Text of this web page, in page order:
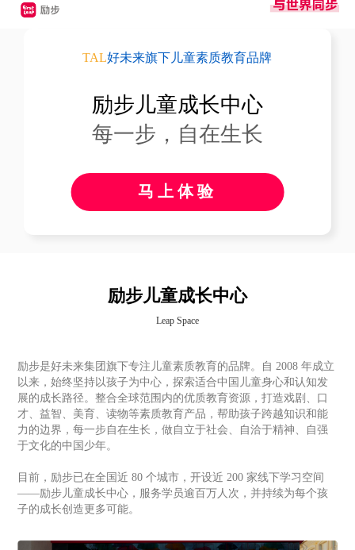
TAL好未来旗下儿童素质教育品牌
励步儿童成长中心
每一步，自在生长
马上体验
励步儿童成长中心
Leap Space
励步是好未来集团旗下专注儿童素质教育的品牌。自 2008 年成立
以来，始终坚持以孩子为中心，探索适合中国儿童身心和认知发
展的成长路径。整合全球范围内的优质教育资源，打造戏剧、口
才、益智、美育、读物等素质教育产品，帮助孩子跨越知识和能
力的边界，每一步自在生长，做自立于社会、自洽于精神、自强
于文化的中国少年。
目前，励步已在全国近 80 个城市，开设近 200 家线下学习空间
——励步儿童成长中心，服务学员逾百万人次，并持续为每个孩
子的成长创造更多可能。